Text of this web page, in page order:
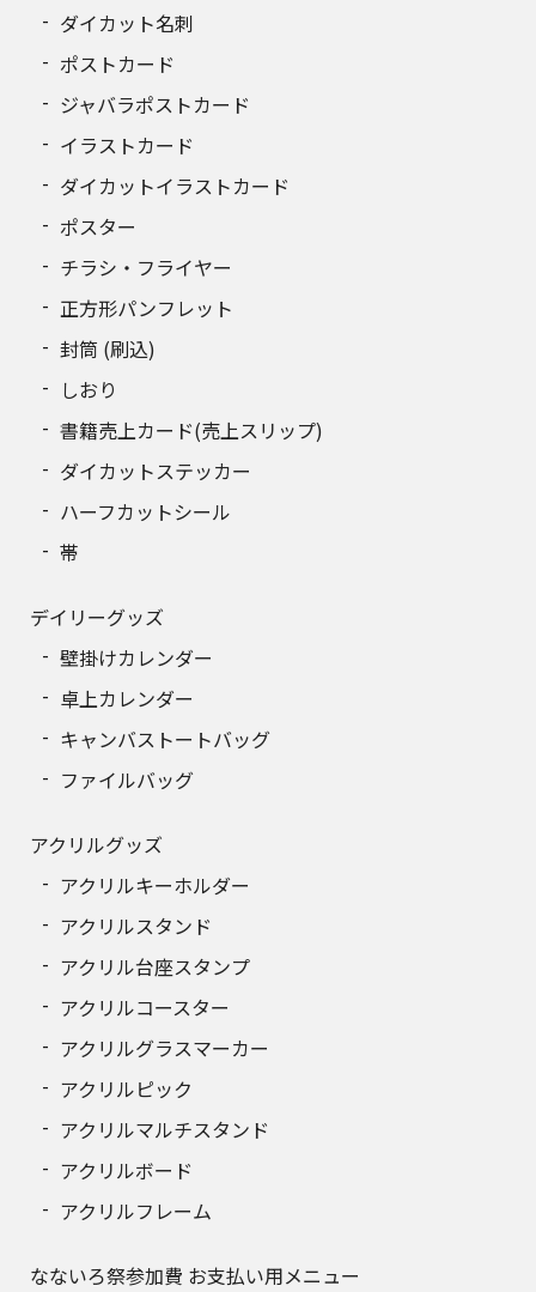
ダイカット名刺
ポストカード
ジャバラポストカード
イラストカード
ダイカットイラストカード
ポスター
チラシ・フライヤー
正方形パンフレット
封筒 (刷込)
しおり
書籍売上カード(売上スリップ)
ダイカットステッカー
ハーフカットシール
帯
デイリーグッズ
壁掛けカレンダー
卓上カレンダー
キャンバストートバッグ
ファイルバッグ
アクリルグッズ
アクリルキーホルダー
アクリルスタンド
アクリル台座スタンプ
アクリルコースター
アクリルグラスマーカー
アクリルピック
アクリルマルチスタンド
アクリルボード
アクリルフレーム
なないろ祭参加費 お支払い用メニュー